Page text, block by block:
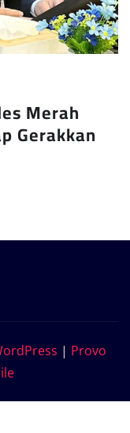
Merah
Gerakkan
| Provo